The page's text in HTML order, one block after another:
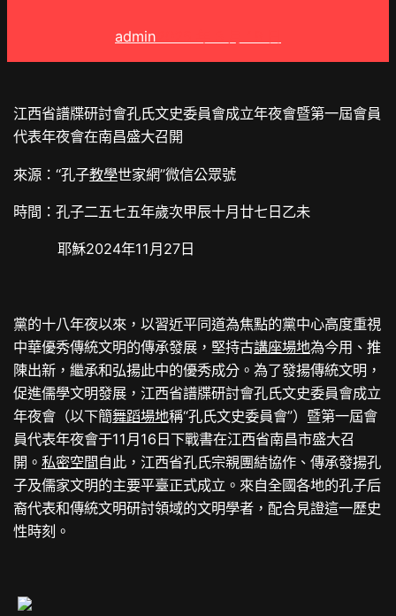
admin
江西省譜牒研討會孔氏文史委員會成立年夜會暨第一屆會員
代表年夜會在南昌盛大召開
來源：“孔子教學世家網”微信公眾號
時間：孔子二五七五年歲次甲辰十月廿七日乙未
耶穌2024年11月27日
黨的十八年夜以來，以習近平同道為焦點的黨中心高度重視
中華優秀傳統文明的傳承發展，堅持古講座場地為今用、推
陳出新，繼承和弘揚此中的優秀成分。為了發揚傳統文明，
促進儒學文明發展，江西省譜牒研討會孔氏文史委員會成立
年夜會（以下簡舞蹈場地稱“孔氏文史委員會”）暨第一屆會
員代表年夜會于11月16日下戰書在江西省南昌市盛大召
開。私密空間自此，江西省孔氏宗親團結協作、傳承發揚孔
子及儒家文明的主要平臺正式成立。來自全國各地的孔子后
裔代表和傳統文明研討領域的文明學者，配合見證這一歷史
性時刻。